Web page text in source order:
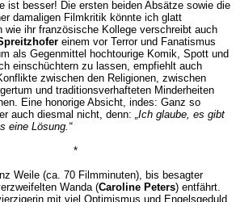
ist besser! Die ersten beiden Absätze sowie die
damaligen Filmkritik könnte ich glatt
wie ihr französische Kollege verschreibt auch
einem vor Terror und Fanatismus
als Gegenmittel hochtourige Komik, Spott und
einschüchtern zu lassen, empfiehlt auch
zwischen den Religionen, zwischen
und traditionsverhafteten Minderheiten
Eine honorige Absicht, indes: Ganz so
auch diesmal nicht, denn: „Ich glaube, es gibt
eine Lösung.“
*
Weile (ca. 70 Filmminuten), bis besagter
Wanda (Caroline Peters) entfährt.
mit viel Optimismus und Engelsgeduld